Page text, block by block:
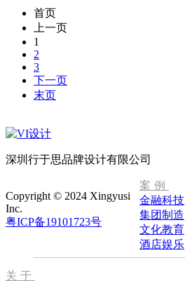
首页
上一页
1
2
3
下一页
末页
深圳行于思品牌设计有限公司
Copyright © 2024 Xingyusi
Inc.
粤ICP备19101723号
案例
金融科技
集团制造
文化教育
酒店娱乐
关于